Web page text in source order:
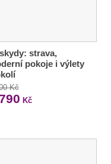
strava,
pokoje i výlety
Kč
Kč